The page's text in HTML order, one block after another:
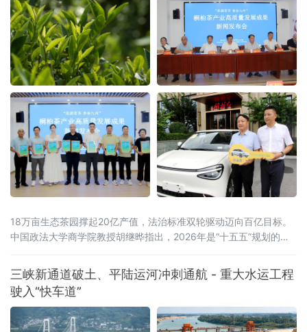
18万亩生态茶园撑起20亿产值，法治标准双轮驱动迈向百亿目标。
中国政法大学商学院教授胡继晔指出，2026年是“十五五”规划的开
（2026—2030年）》，明确到2030年全产业链规模达1.5万亿元的
目标，《扩大消费“十五五”规划》更是将茶叶列为历史经典产业；桐
柏茶产业深度契合国家
三峡新通道破土、平陆运河冲刺通航 - 重大水运工程
驶入“快车道”